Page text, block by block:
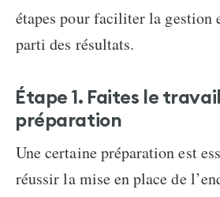
étapes pour faciliter la
parti des résultats.
Étape 1. Faites le
préparation
Une certaine préparation est
réussir la mise en place de